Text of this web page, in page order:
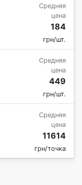
Средняя
цена
184
грн/шт.
Средняя
цена
449
грн/шт.
Средняя
цена
11614
грн/точка